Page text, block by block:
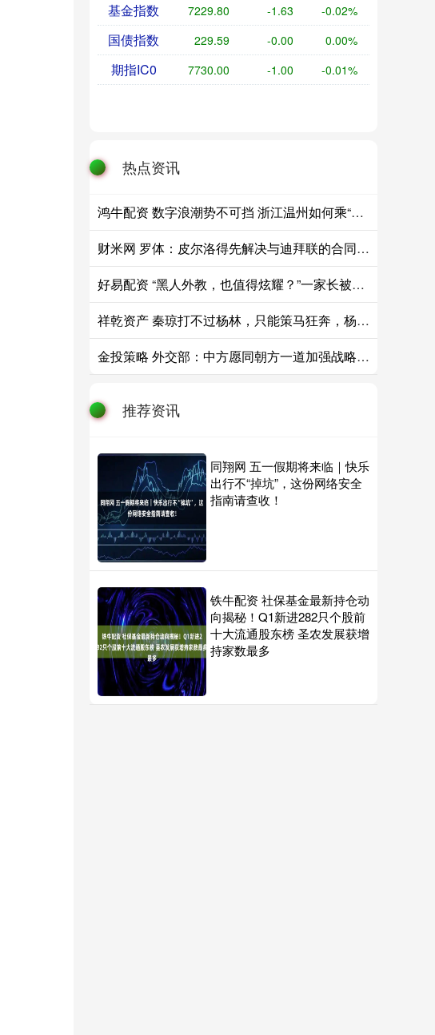
基金指数 7229.80 -1.63 -0.02%
国债指数 229.59 -0.00 0.00%
期指IC0 7730.00 -1.00 -0.01%
热点资讯
鸿牛配资 数字浪潮势不可挡 浙江温州如何乘“数”而上？
财米网 罗体：皮尔洛得先解决与迪拜联的合同问题，意足协已踩下刹车
好易配资 “黑人外教，也值得炫耀？”一家长被嘲：你敢让他这样抱你女儿？
祥乾资产 秦琼打不过杨林，只能策马狂奔，杨林紧追不舍。危急时刻冲出一条大汉，铁
金投策略 外交部：中方愿同朝方一道加强战略沟通，密切交往合作
推荐资讯
同翔网 五一假期将来临｜快乐
出行不“掉坑”，这份网络安全
指南请查收！
铁牛配资 社保基金最新持仓动
向揭秘！Q1新进282只个股前
十大流通股东榜 圣农发展获增
持家数最多